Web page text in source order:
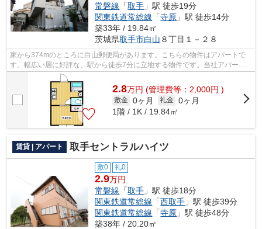
常磐線 「取手 」駅 徒歩19分
関東鉄道常総線 「寺原 」駅 徒歩14分
築33年 / 19.84㎡
茨城県取手市白山 ８丁目１－２８
家から374mのところに白山郵便局があります。こちらの物件はアパートで
す。幅広い層に好評な、駅から徒歩7分に立地する物件です。当社アパート
マンション館 取手店があなた様にお届け...
2.8万円 (管理費等：2,000円 )
敷金 0ヶ月 礼金 0ヶ月
1階 / 1K / 19.84㎡
賃貸 | アパート 取手セントラルハイツ
敷0 礼0
2.9万円
常磐線 「取手 」駅 徒歩18分
関東鉄道常総線 「西取手 」駅 徒歩39分
関東鉄道常総線 「寺原 」駅 徒歩48分
築38年 / 20.20㎡